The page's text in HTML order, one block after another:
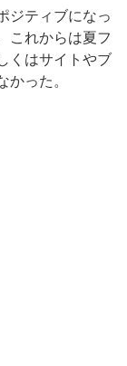
ジティブになっ
これからは夏フ
くはサイトやブ
かった。